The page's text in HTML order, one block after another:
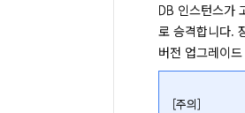
DB 인스턴스가
로 승격합니다.
버전 업그레이
[주의]